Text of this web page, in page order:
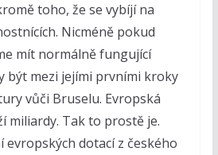
toho, že se vybíjí na
Nicméně pokud
mít normálně fungující
být mezi jejími prvními kroky
vůči Bruselu. Evropská
miliardy. Tak to prostě je.
evropských dotací z českého